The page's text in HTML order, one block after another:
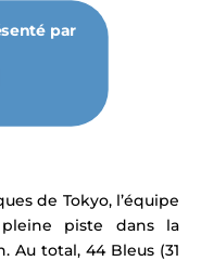
par
de Tokyo, l’équipe
piste dans la
Au total, 44 Bleus (31